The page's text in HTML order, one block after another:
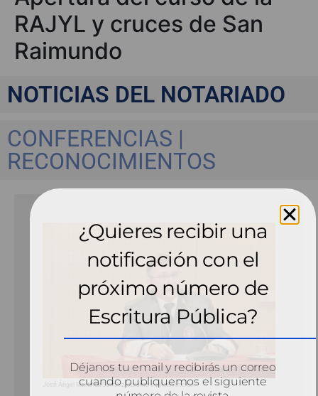
RAJYL y cruces de San
Raimundo
NOTICIAS DEL NOTARIADO
CONFERENCIAS |
RECONOCIMIENTOS
José Ángel Martínez Sanchiz, durante su intervención.
¿Quieres recibir una
notificación con el
próximo número de
Escritura Pública?
Déjanos tu email y recibirás un correo
cuando publiquemos el siguiente